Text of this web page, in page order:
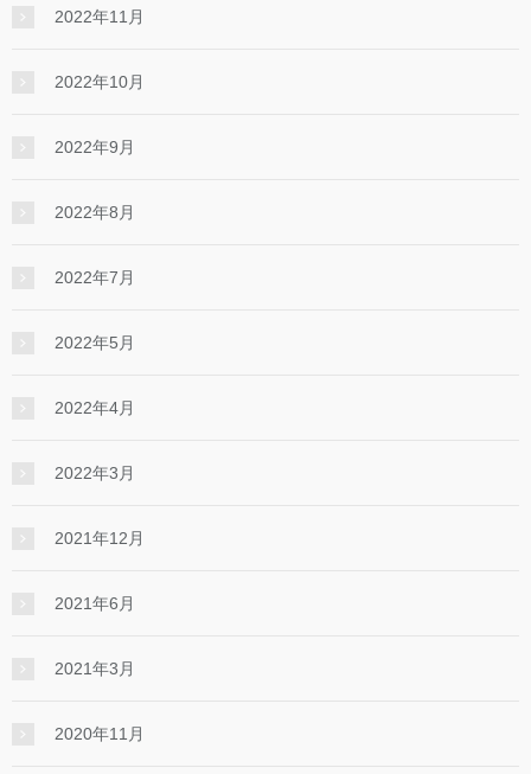
2022年11月
2022年10月
2022年9月
2022年8月
2022年7月
2022年5月
2022年4月
2022年3月
2021年12月
2021年6月
2021年3月
2020年11月